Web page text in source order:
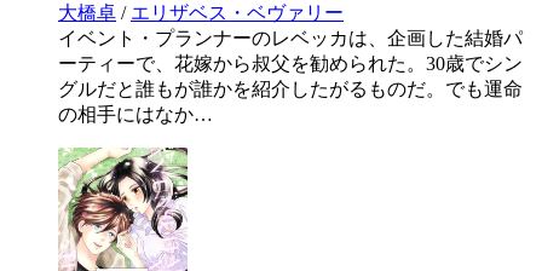
大橋卓 / エリザベス・ベヴァリー
イベント・プランナーのレベッカは、企画した結婚パ
ーティーで、花嫁から叔父を勧められた。30歳でシン
グルだと誰もが誰かを紹介したがるものだ。でも運命
の相手にはなか…